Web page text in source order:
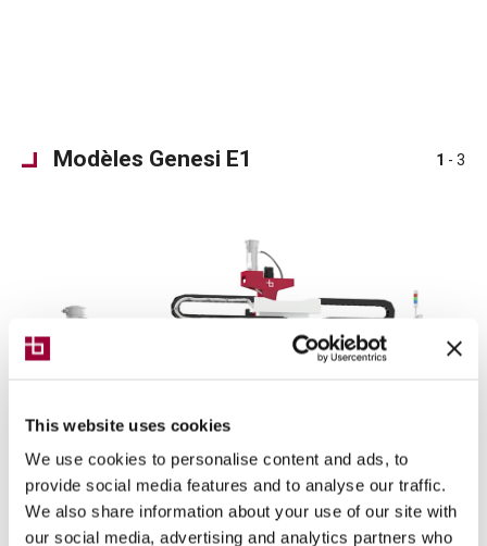
This website uses cookies
We use cookies to personalise content and ads, to
provide social media features and to analyse our traffic.
We also share information about your use of our site with
our social media, advertising and analytics partners who
Modèles Genesi E1 1 - 3